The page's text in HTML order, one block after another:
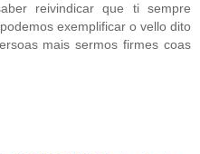
reivindicar que ti sempre
exemplificar o vello dito
mais sermos firmes coas